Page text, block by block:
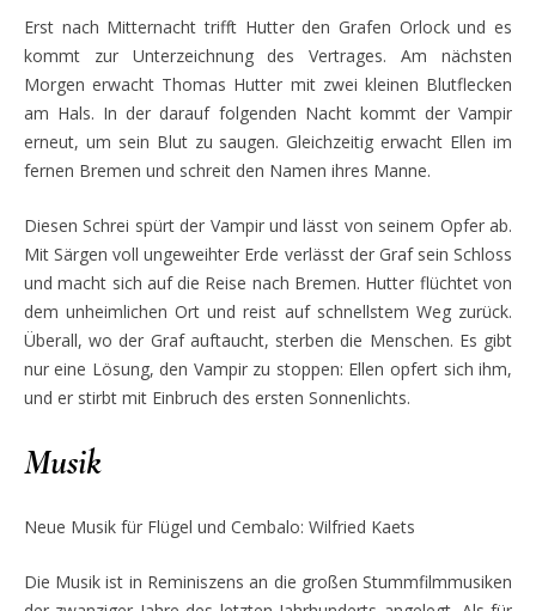
Erst nach Mitternacht trifft Hutter den Grafen Orlock und es
kommt zur Unterzeichnung des Vertrages. Am nächsten
Morgen erwacht Thomas Hutter mit zwei kleinen Blutflecken
am Hals. In der darauf folgenden Nacht kommt der Vampir
erneut, um sein Blut zu saugen. Gleichzeitig erwacht Ellen im
fernen Bremen und schreit den Namen ihres Manne.
Diesen Schrei spürt der Vampir und lässt von seinem Opfer ab.
Mit Särgen voll ungeweihter Erde verlässt der Graf sein Schloss
und macht sich auf die Reise nach Bremen. Hutter flüchtet von
dem unheimlichen Ort und reist auf schnellstem Weg zurück.
Überall, wo der Graf auftaucht, sterben die Menschen. Es gibt
nur eine Lösung, den Vampir zu stoppen: Ellen opfert sich ihm,
und er stirbt mit Einbruch des ersten Sonnenlichts.
Musik
Neue Musik für Flügel und Cembalo: Wilfried Kaets
Die Musik ist in Reminiszens an die großen Stummfilmmusiken